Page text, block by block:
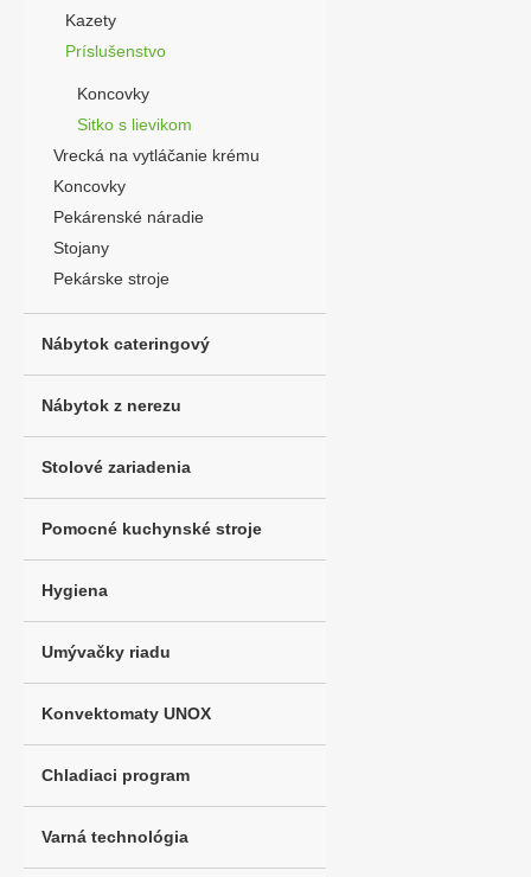
Kazety
Príslušenstvo
Koncovky
Sitko s lievikom
Vrecká na vytláčanie krému
Koncovky
Pekárenské náradie
Stojany
Pekárske stroje
Nábytok cateringový
Nábytok z nerezu
Stolové zariadenia
Pomocné kuchynské stroje
Hygiena
Umývačky riadu
Konvektomaty UNOX
Chladiaci program
Varná technológia